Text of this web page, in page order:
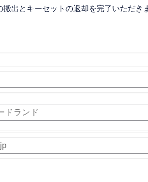
出とキーセットの返却を完了いただき